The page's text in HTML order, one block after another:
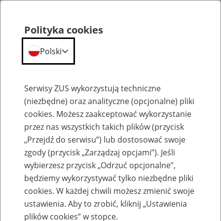
Szkolenia
Zaproś ZUS do siebie: Aktywni 50+
Polityka cookies
Polski
Serwisy ZUS wykorzystują techniczne
(niezbędne) oraz analityczne (opcjonalne) pliki
cookies. Możesz zaakceptować wykorzystanie
przez nas wszystkich takich plików (przycisk
„Przejdź do serwisu”) lub dostosować swoje
zgody (przycisk „Zarządzaj opcjami”). Jeśli
wybierzesz przycisk „Odrzuć opcjonalne”,
będziemy wykorzystywać tylko niezbędne pliki
cookies. W każdej chwili możesz zmienić swoje
ustawienia. Aby to zrobić, kliknij „Ustawienia
plików cookies” w stopce.